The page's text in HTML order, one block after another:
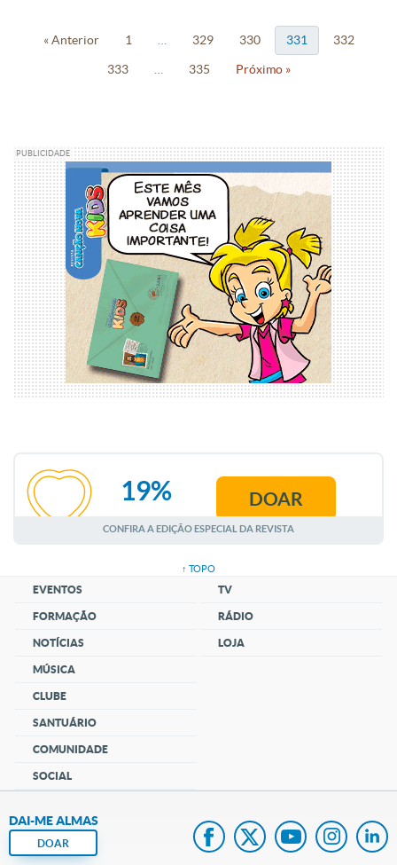
« Anterior 1 329 330 331 332
333 335 Próximo »
PUBLICIDADE
AGOSTO
19% DOAR
CONFIRA A EDIÇÃO ESPECIAL DA REVISTA
↑ TOPO
EVENTOS
FORMAÇÃO
NOTÍCIAS
MÚSICA
CLUBE
SANTUÁRIO
COMUNIDADE
SOCIAL
TV
RÁDIO
LOJA
DAI-ME ALMAS
DOAR